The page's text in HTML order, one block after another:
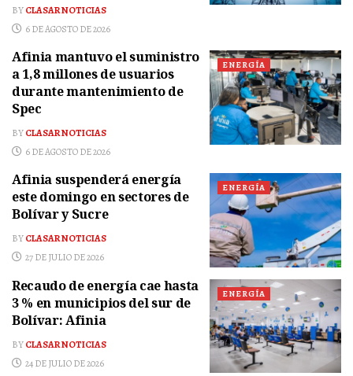
BYCLASAR NOTICIAS
6 DE AGOSTO DE 2026
ENERGÍA
Afinia mantuvo el suministro
a 1,8 millones de usuarios
durante mantenimiento de
Spec
BYCLASAR NOTICIAS
6 DE AGOSTO DE 2026
ENERGÍA
Afinia suspenderá energía
este domingo en sectores de
Bolívar y Sucre
BYCLASAR NOTICIAS
27 DE JULIO DE 2026
ENERGÍA
Recaudo de energía cae hasta
3 % en municipios del sur de
Bolívar: Afinia
BYCLASAR NOTICIAS
24 DE JULIO DE 2026